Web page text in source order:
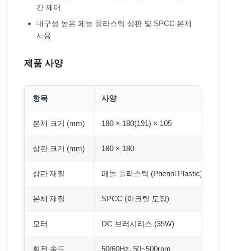
간 제어
내구성 높은 페놀 플라스틱 상판 및 SPCC 본체
사용
제품 사양
항목 사양
본체 크기 (mm) 180 × 180(191) × 105
상판 크기 (mm) 180 × 180
상판 재질 페놀 플라스틱 (Phenol Plastic)
본체 재질 SPCC (아크릴 도장)
모터 DC 브러시리스 (35W)
회전 속도 50/60Hz, 50~500rpm